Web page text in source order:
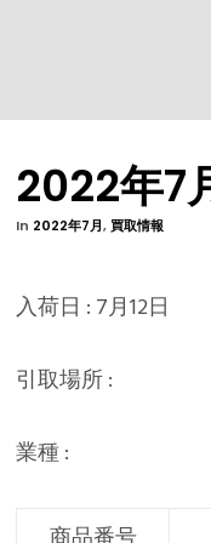
2022年7
In 2022年7月, 買取情報
入荷日 : 7月12日
引取場所 :
業種 :